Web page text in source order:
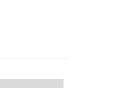
對於個人資料之蒐